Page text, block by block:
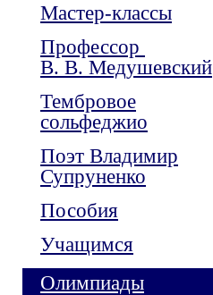
Мастер-классы
Профессор
В. В. Медушевский
Тембровое
сольфеджио
Поэт Владимир
Супруненко
Пособия
Учащимся
Олимпиады